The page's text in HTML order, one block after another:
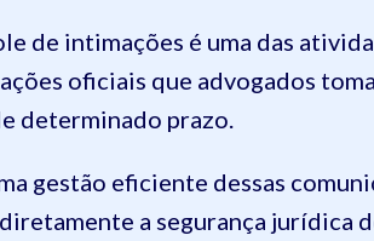
de intimações é uma das
oficiais que advogados
determinado prazo.
gestão eficiente dessas
a segurança jurídica